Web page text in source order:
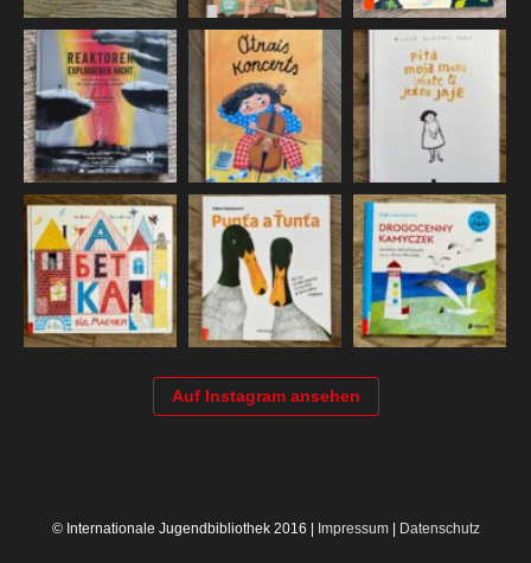
Auf Instagram ansehen
© Internationale Jugendbibliothek 2016 | Impressum| Datenschutz